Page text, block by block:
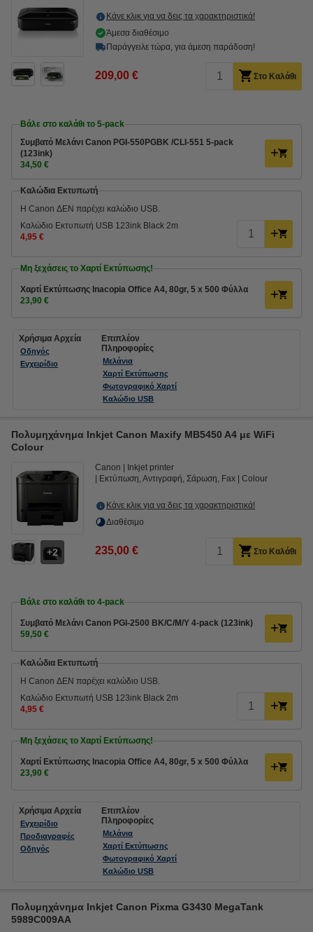
Κάνε κλικ για να δεις τα χαρακτηριστικά!
Άμεσα διαθέσιμο
Παράγγειλε τώρα, για άμεση παράδοση!
209,00 € Στο Καλάθι
Βάλε στο καλάθι το 5-pack
Συμβατό Μελάνι Canon PGI-550PGBK /CLI-551 5-pack
(123ink)
34,50 €
Καλώδια Εκτυπωτή
Η Canon ΔΕΝ παρέχει καλώδιο USB.
Καλώδιο Εκτυπωτή USB 123ink Black 2m
4,95 €
Μη ξεχάσεις το Χαρτί Εκτύπωσης!
Χαρτί Εκτύπωσης Inacopia Office Α4, 80gr, 5 x 500 Φύλλα
23,90 €
Χρήσιμα Αρχεία
Οδηγός
Εγχειρίδιο
Επιπλέον
Πληροφορίες
Μελάνια
Χαρτί Εκτύπωσης
Φωτογραφικό Χαρτί
Καλώδιο USB
Πολυμηχάνημα Inkjet Canon Maxify MB5450 A4 με WiFi
Colour
2
Canon
Inkjet printer
Εκτύπωση, Αντιγραφή, Σάρωση, Fax
Colour
Κάνε κλικ για να δεις τα χαρακτηριστικά!
Διαθέσιμο
235,00 € Στο Καλάθι
Βάλε στο καλάθι το 4-pack
Συμβατό Μελάνι Canon PGI-2500 BK/C/M/Y 4-pack (123ink)
59,50 €
Καλώδια Εκτυπωτή
Η Canon ΔΕΝ παρέχει καλώδιο USB.
Καλώδιο Εκτυπωτή USB 123ink Black 2m
4,95 €
Μη ξεχάσεις το Χαρτί Εκτύπωσης!
Χαρτί Εκτύπωσης Inacopia Office Α4, 80gr, 5 x 500 Φύλλα
23,90 €
Χρήσιμα Αρχεία
Εγχειρίδιο
Προδιαγραφές
Οδηγός
Επιπλέον
Πληροφορίες
Μελάνια
Χαρτί Εκτύπωσης
Φωτογραφικό Χαρτί
Καλώδιο USB
Πολυμηχάνημα Inkjet Canon Pixma G3430 MegaTank
5989C009AA